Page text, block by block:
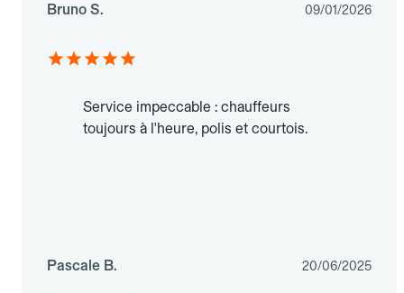
Bruno S. 09/01/2026
Service impeccable : chauffeurs
toujours à l'heure, polis et courtois.
Pascale B. 20/06/2025